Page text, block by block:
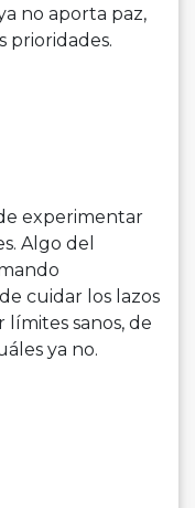
no aporta paz,
prioridades.
experimentar
Algo del
cuidar los lazos
sanos, de
ya no.